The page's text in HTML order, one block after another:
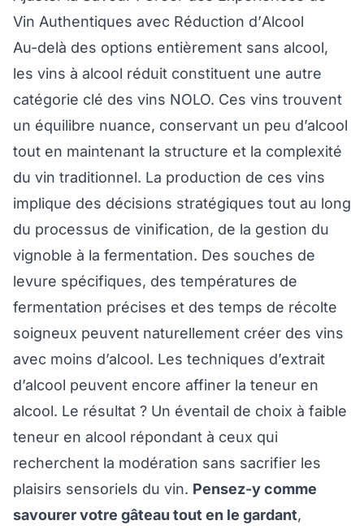
Vin Authentiques avec Réduction d’Alcool
Au-delà des options entièrement sans alcool,
les vins à alcool réduit constituent une autre
catégorie clé des vins NOLO. Ces vins trouvent
un équilibre nuance, conservant un peu d’alcool
tout en maintenant la structure et la complexité
du vin traditionnel. La production de ces vins
implique des décisions stratégiques tout au long
du processus de vinification, de la gestion du
vignoble à la fermentation. Des souches de
levure spécifiques, des températures de
fermentation précises et des temps de récolte
soigneux peuvent naturellement créer des vins
avec moins d’alcool. Les techniques d’extrait
d’alcool peuvent encore affiner la teneur en
alcool. Le résultat ? Un éventail de choix à faible
teneur en alcool répondant à ceux qui
recherchent la modération sans sacrifier les
plaisirs sensoriels du vin. Pensez-y comme
savourer votre gâteau tout en le gardant,